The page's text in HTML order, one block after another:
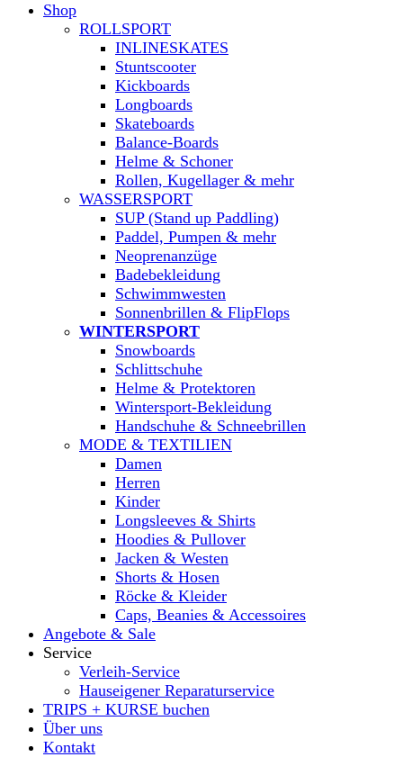
Shop
ROLLSPORT
INLINESKATES
Stuntscooter
Kickboards
Longboards
Skateboards
Balance-Boards
Helme & Schoner
Rollen, Kugellager & mehr
WASSERSPORT
SUP (Stand up Paddling)
Paddel, Pumpen & mehr
Neoprenanzüge
Badebekleidung
Schwimmwesten
Sonnenbrillen & FlipFlops
WINTERSPORT
Snowboards
Schlittschuhe
Helme & Protektoren
Wintersport-Bekleidung
Handschuhe & Schneebrillen
MODE & TEXTILIEN
Damen
Herren
Kinder
Longsleeves & Shirts
Hoodies & Pullover
Jacken & Westen
Shorts & Hosen
Röcke & Kleider
Caps, Beanies & Accessoires
Angebote & Sale
Service
Verleih-Service
Hauseigener Reparaturservice
TRIPS + KURSE buchen
Über uns
Kontakt